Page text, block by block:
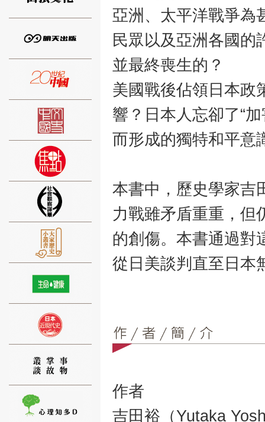
亞洲、太平洋戰爭為
民眾以及亞洲各國的
並最終喪生的？
美國戰後佔領日本政
響？日本人忘卻了“
而形成的獨特和平意
本書中，歷史學家吉
力戰雖矛盾重重，但
的創傷。本書通過對
從日美談判直至日本
作者
吉田裕（Yutaka